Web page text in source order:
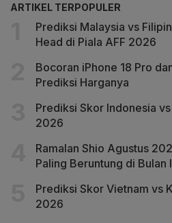
ARTIKEL TERPOPULER
Prediksi Malaysia vs
Head di Piala AFF 2026
Bocoran iPhone 18 Pro
Prediksi Harganya
Prediksi Skor Indonesia
2026
Ramalan Shio Agustus
Paling Beruntung di Bulan
Prediksi Skor Vietnam vs
2026